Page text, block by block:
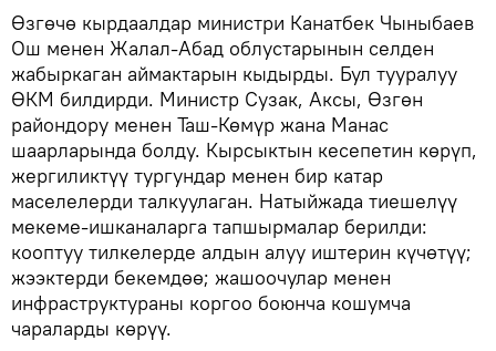
Өзгөчө кырдаалдар министри Канатбек Чыныбаев
Ош менен Жалал-Абад облустарынын селден
жабыркаган аймактарын кыдырды. Бул тууралуу
ӨКМ билдирди. Министр Сузак, Аксы, Өзгөн
райондору менен Таш-Көмүр жана Манас
шаарларында болду. Кырсыктын кесепетин көрүп,
жергиликтүү тургундар менен бир катар
маселелерди талкуулаган. Натыйжада тиешелүү
мекеме-ишканаларга тапшырмалар берилди:
кооптуу тилкелерде алдын алуу иштерин күчөтүү;
жээктерди бекемдөө; жашоочулар менен
инфраструктураны коргоо боюнча кошумча
чараларды көрүү.